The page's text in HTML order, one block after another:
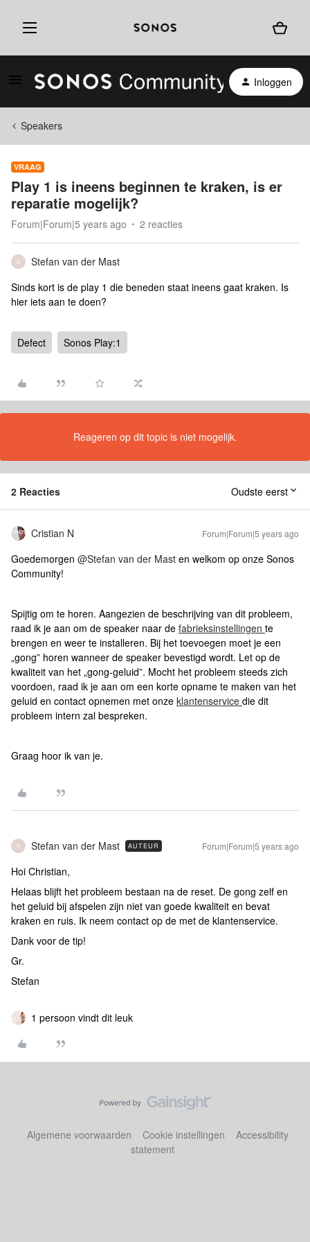
Inloggen
Speakers
VRAAG
Play 1 is ineens beginnen te kraken, is er
reparatie mogelijk?
Forum|Forum|5 years ago 2 reacties
S
Stefan van der Mast
Sinds kort is de play 1 die beneden staat ineens gaat kraken. Is
hier iets aan te doen?
Defect Sonos Play:1
Reageren op dit topic is niet mogelijk.
2 Reacties Oudste eerst
Cristian N Forum|Forum|5 years ago
Goedemorgen @Stefan van der Mast en welkom op onze Sonos
Community!
Spijtig om te horen. Aangezien de beschrijving van dit probleem,
raad ik je aan om de speaker naar de fabrieksinstellingen te
brengen en weer te installeren. Bij het toevoegen moet je een
„gong” horen wanneer de speaker bevestigd wordt. Let op de
kwaliteit van het „gong-geluid”. Mocht het probleem steeds zich
voordoen, raad ik je aan om een korte opname te maken van het
geluid en contact opnemen met onze klantenservice die dit
probleem intern zal bespreken.
Graag hoor ik van je.
S Stefan van der Mast AUTEUR Forum|Forum|5 years ago
Hoi Christian,
Helaas blijft het probleem bestaan na de reset. De gong zelf en
het geluid bij afspelen zijn niet van goede kwaliteit en bevat
kraken en ruis. Ik neem contact op de met de klantenservice.
Dank voor de tip!
Gr.
Stefan
1 persoon vindt dit leuk
Algemene voorwaarden Cookie instellingen
Accessibility
statement